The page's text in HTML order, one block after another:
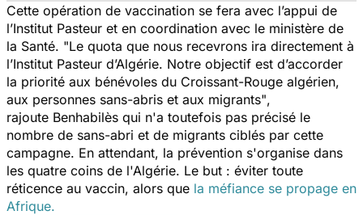
Cette opération de vaccination se fera avec l’appui de
l’Institut Pasteur et en coordination avec le ministère de
la Santé. "Le quota que nous recevrons ira directement à
l’Institut Pasteur d’Algérie. Notre objectif est d’accorder
la priorité aux bénévoles du Croissant-Rouge algérien,
aux personnes sans-abris et aux migrants",
rajoute Benhabilès qui n'a toutefois pas précisé le
nombre de sans-abri et de migrants ciblés par cette
campagne. En attendant, la prévention s'organise dans
les quatre coins de l'Algérie. Le but : éviter toute
réticence au vaccin, alors que la méfiance se propage en
Afrique.